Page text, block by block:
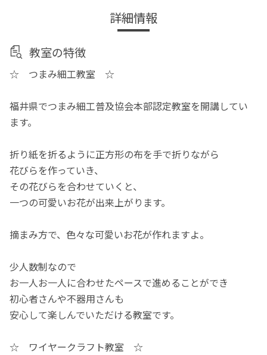
詳細情報
教室の特徴
☆ つまみ細工教室 ☆
福井県でつまみ細工普及協会本部認定教室を開講してい
ます。
折り紙を折るように正方形の布を手で折りながら
花びらを作っていき、
その花びらを合わせていくと、
一つの可愛いお花が出来上がります。
摘まみ方で、色々な可愛いお花が作れますよ。
少人数制なので
お一人お一人に合わせたペースで進めることができ
初心者さんや不器用さんも
安心して楽しんでいただける教室です。
☆ ワイヤークラフト教室 ☆